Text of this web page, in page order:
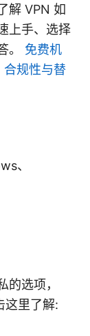
解 VPN 如
上手、选择
。 免费机
合规性与替
、
选项，
这里了解: